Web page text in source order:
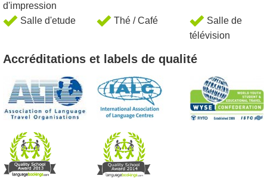
d'impression
Salle d'etude Thé / Café
Salle de
télévision
Accréditations et labels de qualité